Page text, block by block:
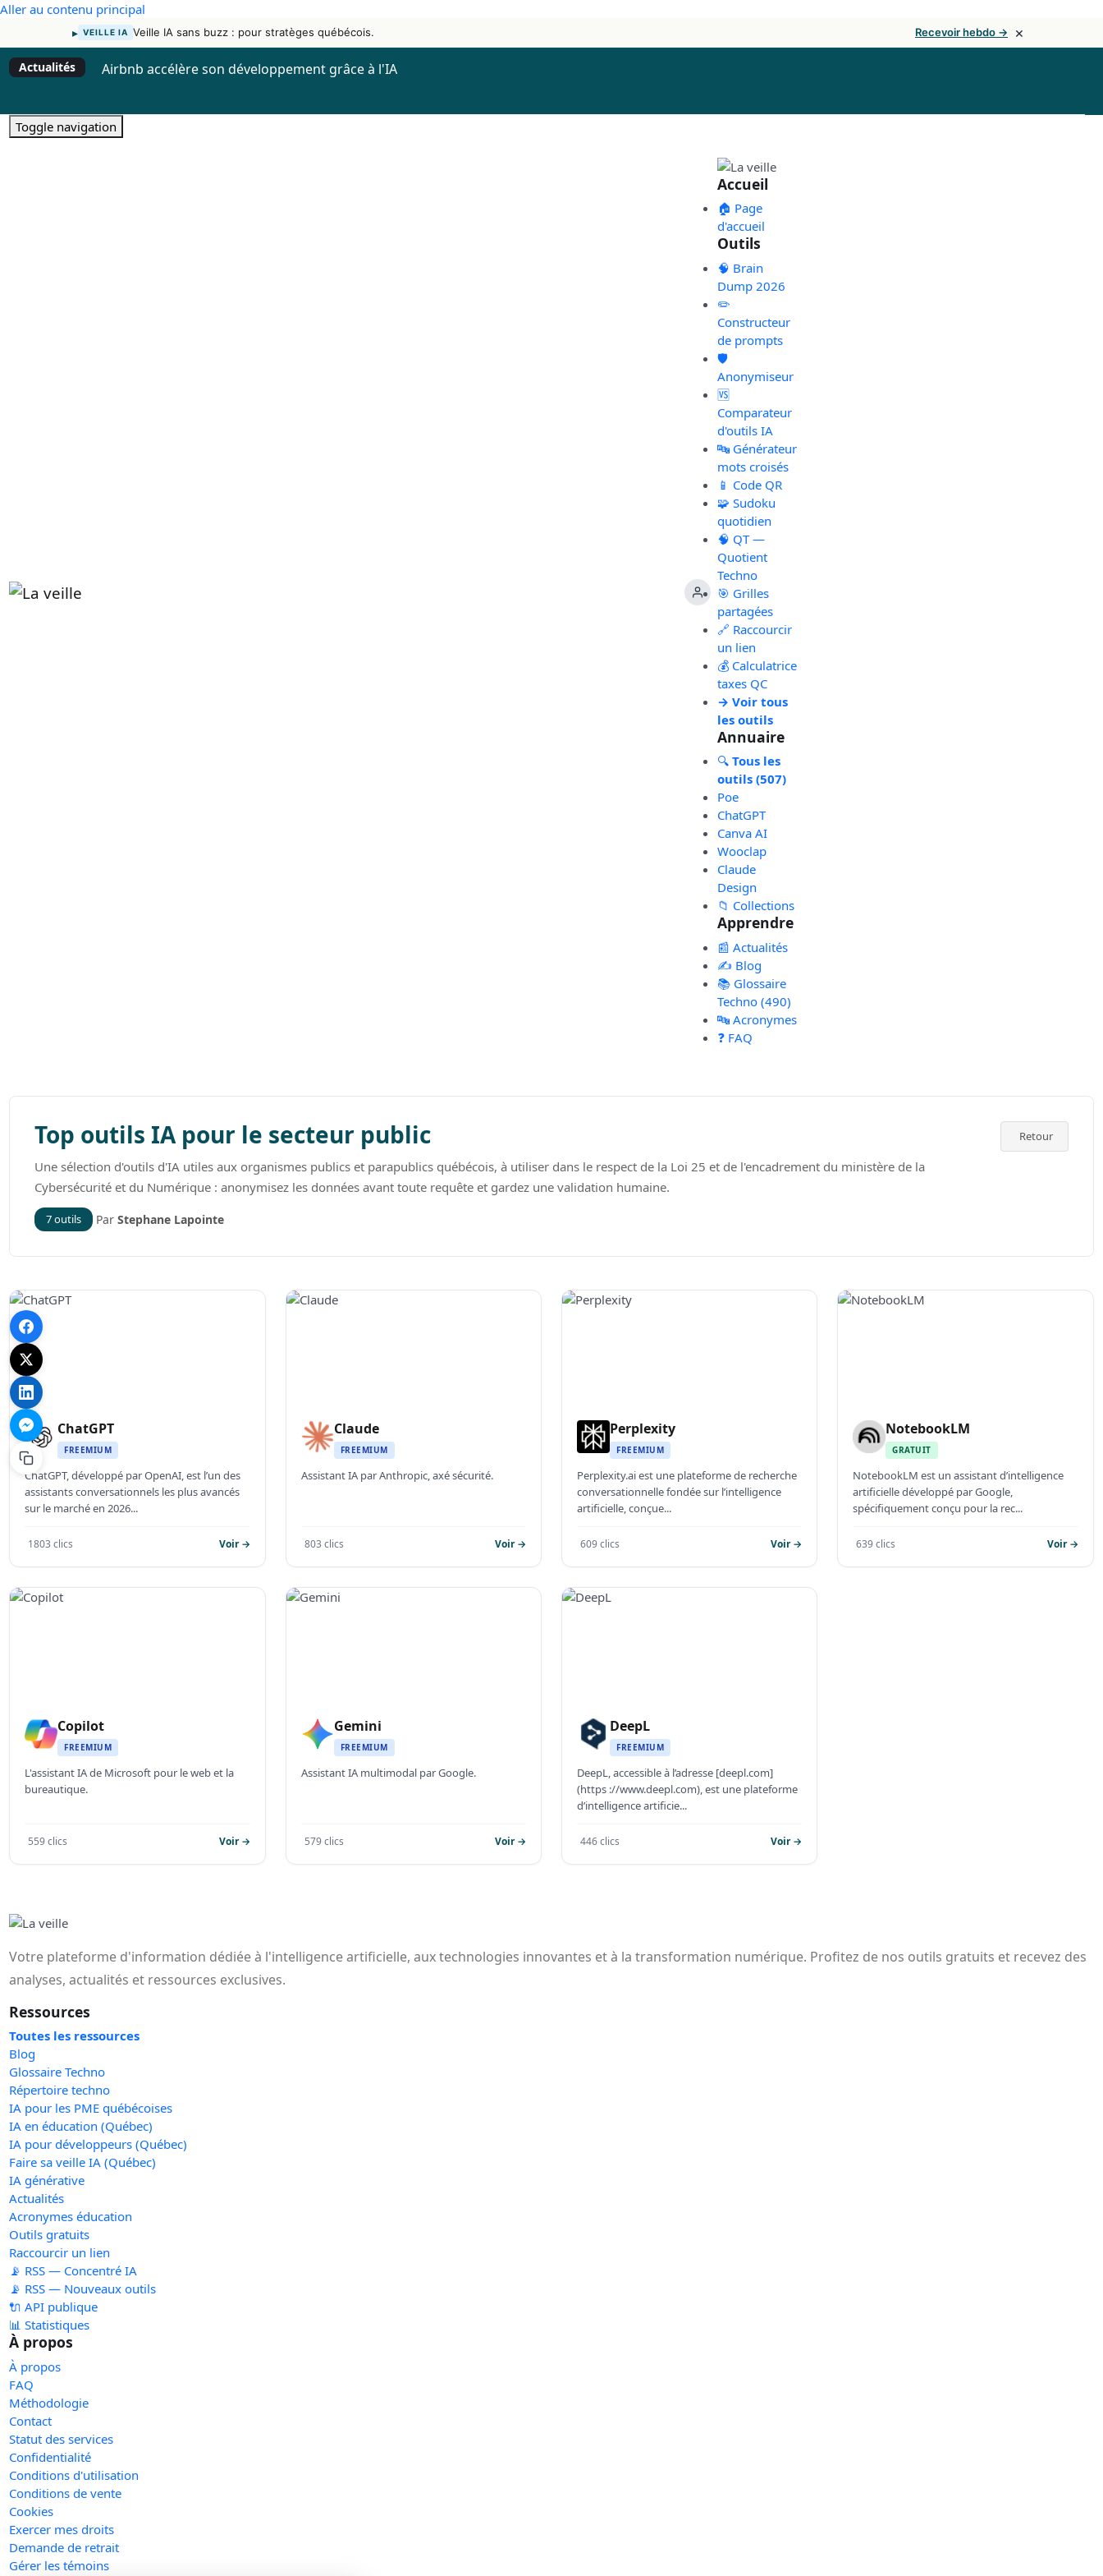
Aller au contenu principal
▸ VEILLE IA Veille IA sans buzz : pour stratèges québécois. Recevoir hebdo → ×
Actualités Airbnb accélère son développement grâce à l'IA
Toggle navigation
Accueil
🏠 Page
d'accueil
Outils
🧠 Brain
Dump 2026
✏️
Constructeur
de prompts
🛡️
Anonymiseur
🆚
Comparateur
d'outils IA
🔤 Générateur
mots croisés
📱 Code QR
🧩 Sudoku
quotidien
🧠 QT —
Quotient
Techno
🎯 Grilles
partagées
🔗 Raccourcir
un lien
💰 Calculatrice
taxes QC
→ Voir tous
les outils
Annuaire
🔍Tous les
outils (507)
Poe
ChatGPT
Canva AI
Wooclap
Claude
Design
📁 Collections
Apprendre
📰 Actualités
✍️ Blog
📚 Glossaire
Techno (490)
🔤 Acronymes
❓ FAQ
Top outils IA pour le secteur public
Une sélection d'outils d'IA utiles aux organismes publics et parapublics québécois, à utiliser dans le respect de la Loi 25 et de l'encadrement du ministère de la
Cybersécurité et du Numérique : anonymisez les données avant toute requête et gardez une validation humaine.
7 outils ParStephane Lapointe
Retour
ChatGPT
FREEMIUM
ChatGPT, développé par OpenAI, est l’un des
assistants conversationnels les plus avancés
sur le marché en 2026...
1803 clics Voir →
Claude
FREEMIUM
Assistant IA par Anthropic, axé sécurité.
803 clics Voir →
Perplexity
FREEMIUM
Perplexity.ai est une plateforme de recherche
conversationnelle fondée sur l’intelligence
artificielle, conçue...
609 clics Voir →
NotebookLM
GRATUIT
NotebookLM est un assistant d’intelligence
artificielle développé par Google,
spécifiquement conçu pour la rec...
639 clics Voir →
Copilot
FREEMIUM
L'assistant IA de Microsoft pour le web et la
bureautique.
559 clics Voir →
Gemini
FREEMIUM
Assistant IA multimodal par Google.
579 clics Voir →
DeepL
FREEMIUM
DeepL, accessible à l’adresse [deepl.com]
(https ://www.deepl.com), est une plateforme
d’intelligence artificie...
446 clics Voir →
Votre plateforme d'information dédiée à l'intelligence artificielle, aux technologies innovantes et à la transformation numérique. Profitez de nos outils gratuits et recevez des
analyses, actualités et ressources exclusives.
Ressources
Toutes les ressources
Blog
Glossaire Techno
Répertoire techno
IA pour les PME québécoises
IA en éducation (Québec)
IA pour développeurs (Québec)
Faire sa veille IA (Québec)
IA générative
Actualités
Acronymes éducation
Outils gratuits
Raccourcir un lien
📡 RSS — Concentré IA
📡 RSS — Nouveaux outils
🔌 API publique
📊 Statistiques
À propos
À propos
FAQ
Méthodologie
Contact
Statut des services
Confidentialité
Conditions d'utilisation
Conditions de vente
Cookies
Exercer mes droits
Demande de retrait
Gérer les témoins